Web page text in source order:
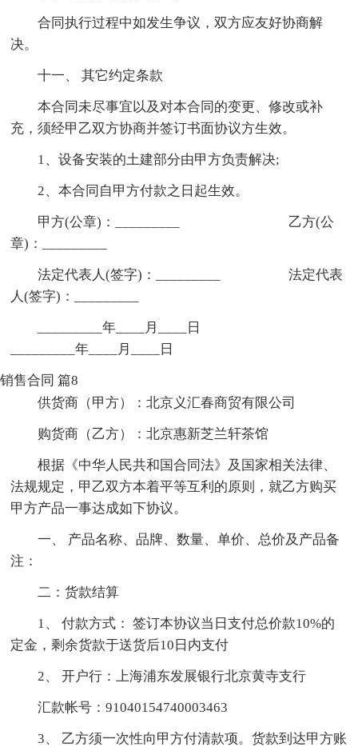
合同执行过程中如发生争议，双方应友好协商解
决。
十一、 其它约定条款
本合同未尽事宜以及对本合同的变更、修改或补
充，须经甲乙双方协商并签订书面协议方生效。
1、设备安装的土建部分由甲方负责解决;
2、本合同自甲方付款之日起生效。
甲方(公章)：_________ 乙方(公
章)：_________
法定代表人(签字)：_________ 法定代表
人(签字)：_________
_________年____月____日
_________年____月____日
销售合同 篇8
供货商（甲方）：北京义汇春商贸有限公司
购货商（乙方）：北京惠新芝兰轩茶馆
根据《中华人民共和国合同法》及国家相关法律、
法规规定，甲乙双方本着平等互利的原则，就乙方购买
甲方产品一事达成如下协议。
一、 产品名称、品牌、数量、单价、总价及产品备
注：
二：货款结算
1、 付款方式： 签订本协议当日支付总价款10%的
定金，剩余货款于送货后10日内支付
2、 开户行：上海浦东发展银行北京黄寺支行
汇款帐号：91040154740003463
3、 乙方须一次性向甲方付清款项。货款到达甲方账